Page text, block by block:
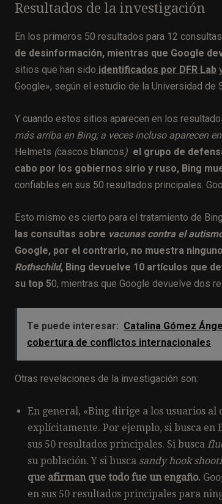
Resultados de la investigación
En los primeros 50 resultados para 12
de desinformación, mientras que Google
sitios que han sido identificados por DFR Lab
Google», según el estudio de la Universidad de
Y cuando estos sitios aparecen en los
más arriba en Bing; a veces incluso aparecen
Helmets (cascos blancos) el grupo de
cabo por los gobiernos sirio y ruso, Bing
confiables en sus 50 resultados principales.
Esto mismo es cierto para el tratamiento de
las consultas sobre vacunas contra el
Google, por el contrario, no muestra
Rothschild, Bing devuelve 10 artículos que
su top 50, mientras que Google devuelve dos
Te puede interesar: Catalina Gómez
cobertura de conflictos internacionales
Otras revelaciones de la investigación son:
En general, «Bing dirige a los usuarios al
explícitamente. Por ejemplo, si busca en
sus 50 resultados principales. Si busca
su población. Y si busca sandy hook
que afirman que todo fue un engaño.
en sus 50 resultados principales para